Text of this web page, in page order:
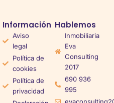
Información
Aviso
legal
Política de
cookies
Política de
privacidad
Hablemos
Inmobiliaria
Eva
Consulting
2017
690 936
995